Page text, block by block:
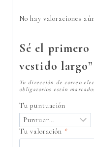
No hay valoraciones
Sé el
vestido largo”
Tu dirección de correo
obligatorios están
Tu puntuación
Tu valoración *